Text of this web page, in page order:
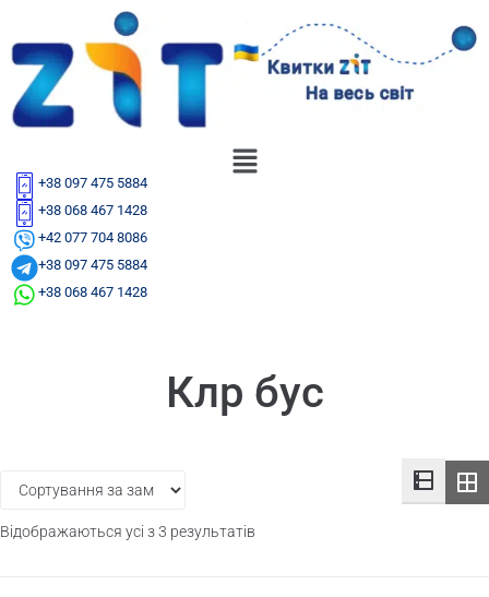
+38 097 475 5884
+38 068 467 1428
+42 077 704 8086
+38 097 475 5884
+38 068 467 1428
Клр бус
Відображаються усі з 3 результатів